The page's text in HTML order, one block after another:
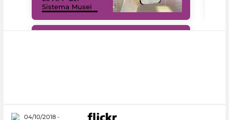
Sistema Musei